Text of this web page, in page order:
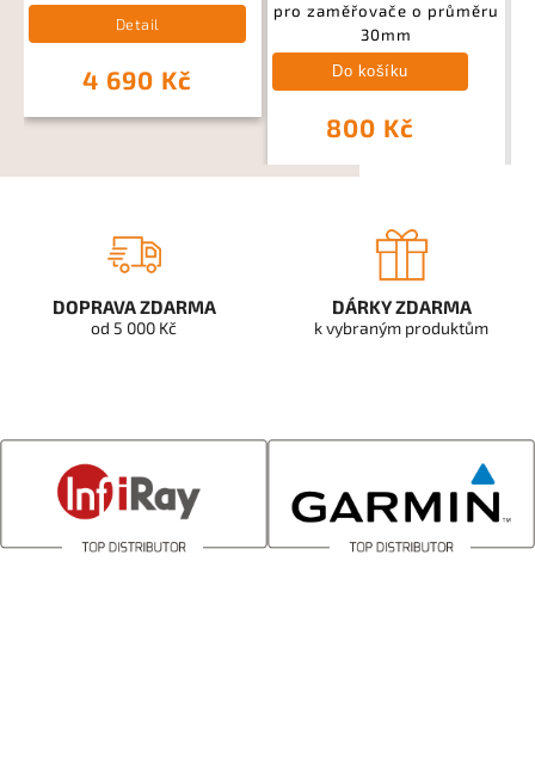
4 690 Kč
Detail
pro zaměřovače o průměru
30mm
800 Kč
Do košíku
DOPRAVA ZDARMA
od 5 000 Kč
DÁRKY ZDARMA
k vybraným produktům